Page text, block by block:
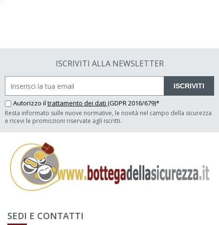
ISCRIVITI ALLA NEWSLETTER
ISCRIVITI
Autorizzo il trattamento dei dati (GDPR 2016/679)*
Resta informato sulle nuove normative, le novità nel campo della sicurezza
e ricevi le promozioni riservate agli iscritti.
SEDI E CONTATTI